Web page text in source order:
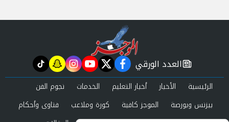
newspaper
العدد الورقي facebook
twitter
youtube
instagram
snapchat
tiktok
الرئيسية الأخبار أخبار التعليم الخدمات
نجوم الفن
بيزنس وبورصة
الموجز كافية كورة وملاعب
فتاوى وأحكام